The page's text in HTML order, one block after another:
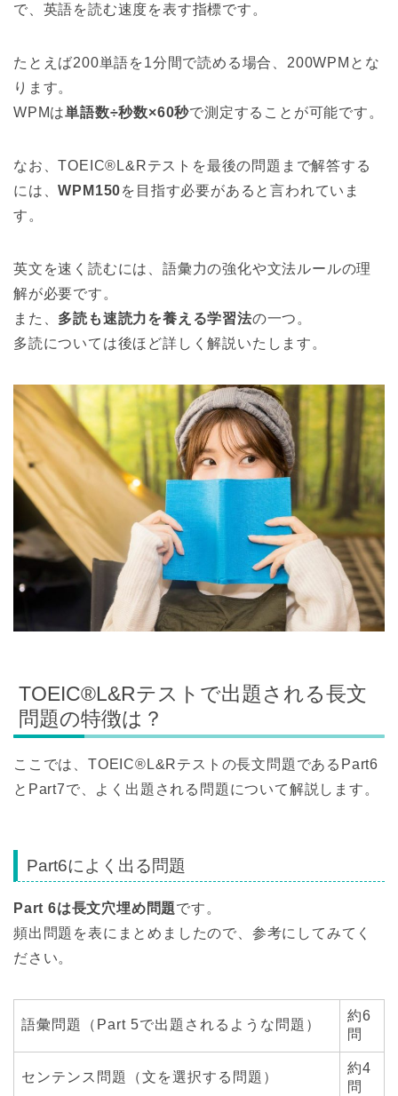
で、英語を読む速度を表す指標です。
たとえば200単語を1分間で読める場合、200WPMとな
ります。
WPMは単語数÷秒数×60秒で測定することが可能です。
なお、TOEIC®L&Rテストを最後の問題まで解答する
には、WPM150を目指す必要があると言われていま
す。
英文を速く読むには、語彙力の強化や文法ルールの理
解が必要です。
また、 多読も速読力を養える学習法の一つ。
多読については後ほど詳しく解説いたします。
TOEIC®L&Rテストで出題される長文
問題の特徴は？
ここでは、TOEIC®L&Rテストの長文問題であるPart6
とPart7で、よく出題される問題について解説します。
Part6によく出る問題
Part 6は長文穴埋め問題です。
頻出問題を表にまとめましたので、参考にしてみてく
ださい。
語彙問題（Part 5で出題されるような問題）
約6
問
センテンス問題（文を選択する問題）
約4
問